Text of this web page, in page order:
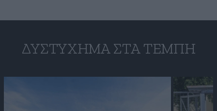
ΔΥΣΤΎΧΗΜΑ ΣΤΑ ΤΈΜΠΗ